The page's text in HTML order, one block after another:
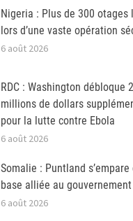
Nigeria : Plus de 300 otages
lors d’une vaste opération
6 août 2026
RDC : Washington débloque
millions de dollars
pour la lutte contre Ebola
6 août 2026
Somalie : Puntland s’empare
base alliée au
6 août 2026